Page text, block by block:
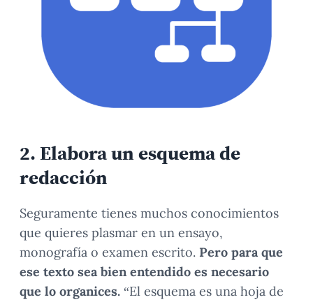
2.Elabora un esquema de
redacción
Seguramente tienes muchos conocimientos
que quieres plasmar en un ensayo,
monografía o examen escrito. Pero para que
ese texto sea bien entendido es necesario
que lo organices. “El esquema es una hoja de